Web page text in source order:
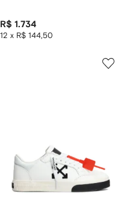
R$ 1.734
12 x R$ 144,50